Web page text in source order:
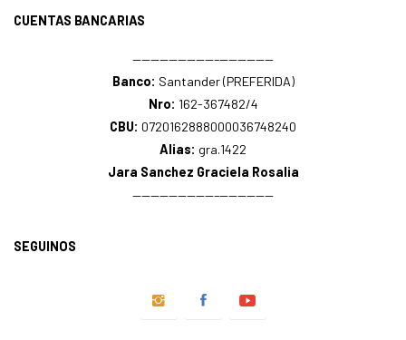
CUENTAS BANCARIAS
—————————–——————
Banco: Santander (PREFERIDA)
Nro: 162-367482/4
CBU: 0720162888000036748240
Alias: gra.1422
Jara Sanchez Graciela Rosalia
—————————–——————
SEGUINOS